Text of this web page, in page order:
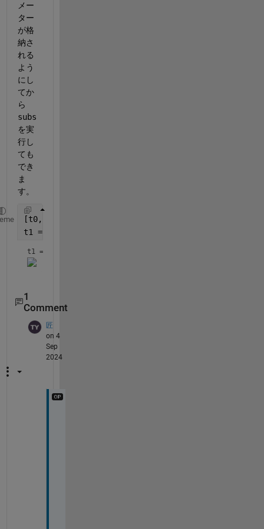
メー
ター
が格
納さ
れる
よう
にし
てか
ら
subs
を実
行し
ても
でき
ま
す。
[t0, k, conditions] = solve(dydt == 0, t,
t1 = subs(t0, k, 1)
t1 =
1
Comment
匠
on 4
Sep
2024